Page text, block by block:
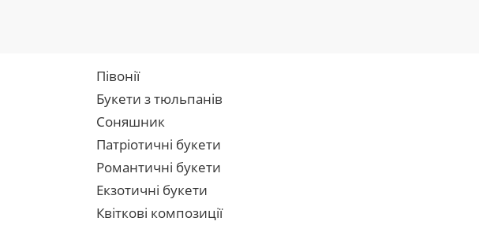
Півонії
Букети з тюльпанів
Соняшник
Патріотичні букети
Романтичні букети
Екзотичні букети
Квіткові композиції